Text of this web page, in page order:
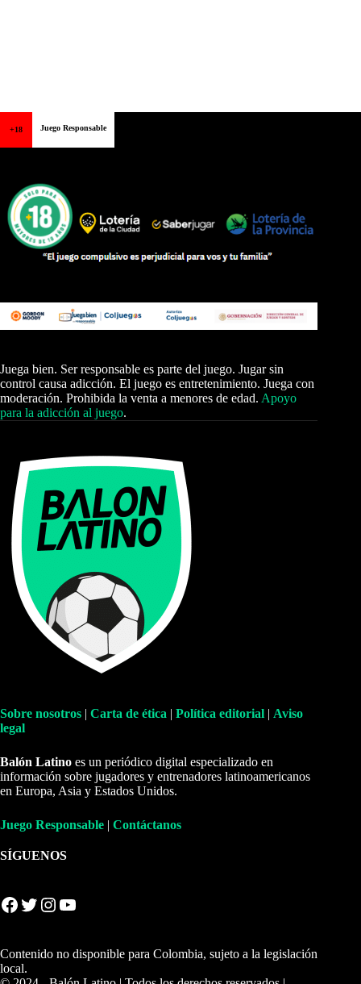
+18 Juego Responsable
Juega bien. Ser responsable es parte del juego. Jugar sin
control causa adicción. El juego es entretenimiento. Juega con
moderación. Prohibida la venta a menores de edad. Apoyo
para la adicción al juego.
Sobre nosotros | Carta de ética | Política editorial | Aviso
legal
Balón Latino es un periódico digital especializado en
información sobre jugadores y entrenadores latinoamericanos
en Europa, Asia y Estados Unidos.
Juego Responsable | Contáctanos
SÍGUENOS
Facebook Twitter Instagram YouTube
Contenido no disponible para Colombia, sujeto a la legislación
local.